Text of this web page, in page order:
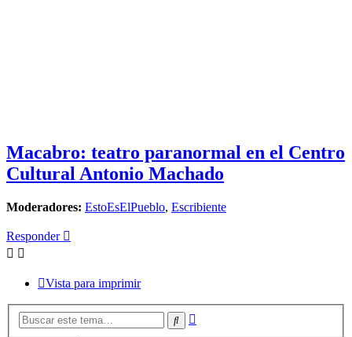
Macabro: teatro paranormal en el Centro
Cultural Antonio Machado
Moderadores: EstoEsElPueblo, Escribiente
Responder
Vista para imprimir
Buscar